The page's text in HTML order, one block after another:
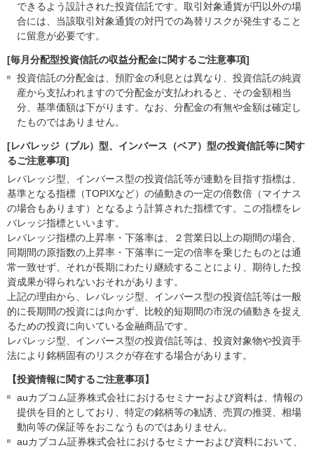
できるよう設計された投資信託です。取引対象通貨が円以外の場
合には、当該取引対象通貨の対円での為替リスクが発生すること
に留意が必要です。
[毎月分配型投資信託の収益分配金に関するご注意事項]
投資信託の分配金は、預貯金の利息とは異なり、投資信託の純資
産から支払われますので分配金が支払われると、その金額相当
分、基準価額は下がります。なお、分配金の有無や金額は確定し
たものではありません。
[レバレッジ（ブル）型、インバース（ベア）型の投資信託等に関す
るご注意事項]
レバレッジ型、インバース型の投資信託等が連動を目指す指標は、
基準となる指標（TOPIXなど）の値動きの一定の倍数倍（マイナス
の場合もあります）となるよう計算された指標です。この指標をレ
バレッジ指標といいます。
レバレッジ指標の上昇率・下落率は、２営業日以上の期間の場合、
同期間の原指数の上昇率・下落率に一定の倍率を乗じたものとは通
常一致せず、それが長期にわたり継続することにより、期待した投
資成果が得られないおそれがあります。
上記の理由から、レバレッジ型、インバース型の投資信託等は一般
的に長期間の投資には向かず、比較的短期間の市況の値動きを捉え
るための投資に向いている金融商品です。
レバレッジ型、インバース型の投資信託等は、投資対象物や投資手
法により銘柄固有のリスクが存在する場合があります。
【投資情報に関するご注意事項】
auカブコム証券株式会社におけるセミナーおよび資料は、情報の
提供を目的としており、特定の銘柄等の勧誘、売買の推奨、相場
動向等の保証等をおこなうものではありません。
auカブコム証券株式会社におけるセミナーおよび資料において、